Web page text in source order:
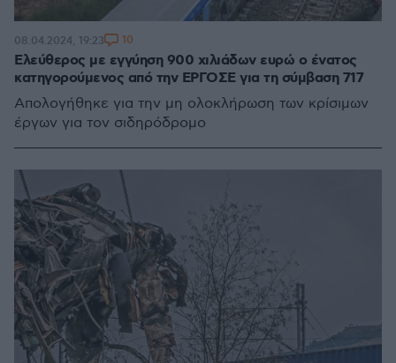
Ελεύθερος με εγγύηση 900 χιλιάδων ευρώ ο ένατος
κατηγορούμενος από την ΕΡΓΟΣΕ για τη σύμβαση 717
Aπολογήθηκε για την μη ολοκλήρωση των κρίσιμων
έργων για τον σιδηρόδρομο
08.04.2024, 19:23 10